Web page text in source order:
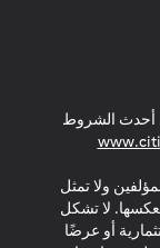
أحدث الشروط
(opens in a new tab)
ولا تمثل
لا تشكل
أو عرضًا